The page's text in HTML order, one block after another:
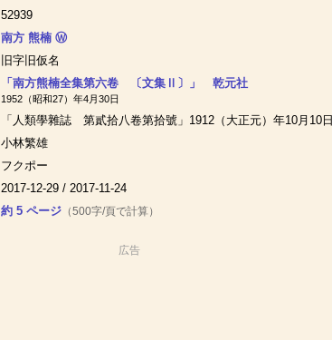
52939
南方 熊楠 Ⓦ
旧字旧仮名
「南方熊楠全集第六卷 〔文集Ⅱ〕」 乾元社
1952（昭和27）年4月30日
「人類學雜誌 第貳拾八卷第拾號」1912（大正元）年10月10日
小林繁雄
フクポー
2017-12-29 / 2017-11-24
約 5 ページ （500字/頁で計算）
広告